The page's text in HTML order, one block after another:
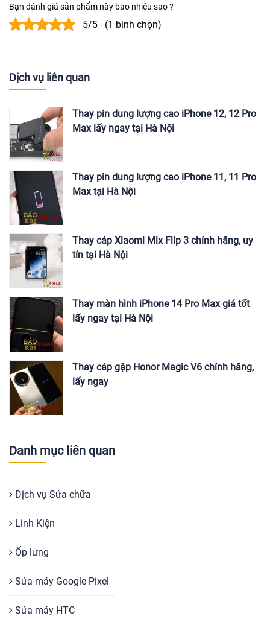
Bạn đánh giá sản phẩm này bao nhiêu sao ?
5/5 - (1 bình chọn)
Dịch vụ liên quan
Thay pin dung lượng cao iPhone 12, 12 Pro
Max lấy ngay tại Hà Nội
Thay pin dung lượng cao iPhone 11, 11 Pro
Max tại Hà Nội
Thay cáp Xiaomi Mix Flip 3 chính hãng, uy
tín tại Hà Nội
Thay màn hình iPhone 14 Pro Max giá tốt
lấy ngay tại Hà Nội
Thay cáp gập Honor Magic V6 chính hãng,
lấy ngay
Danh mục liên quan
Dịch vụ Sửa chữa
Linh Kiện
Ốp lưng
Sửa máy Google Pixel
Sửa máy HTC